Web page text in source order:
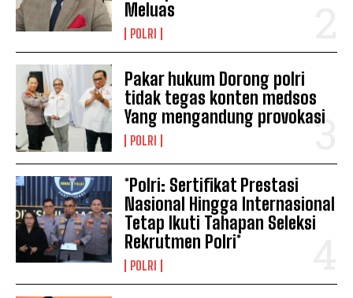
Meluas
POLRI
Pakar hukum Dorong polri
tidak tegas konten medsos
Yang mengandung provokasi
POLRI
*Polri: Sertifikat Prestasi
Nasional Hingga Internasional
Tetap Ikuti Tahapan Seleksi
Rekrutmen Polri*
POLRI